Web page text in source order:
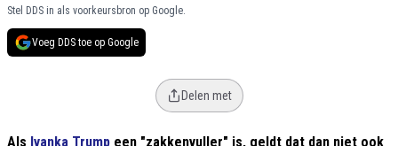
Stel DDS in als voorkeursbron op Google.
Voeg DDS toe op Google
Delen met
Als Ivanka Trump een "zakkenvuller" is, geldt dat dan niet ook